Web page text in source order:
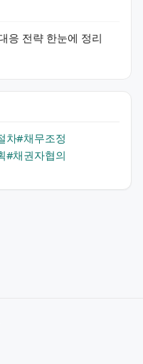
응 전략 한눈에 정리
차#채무조정
#채권자협의